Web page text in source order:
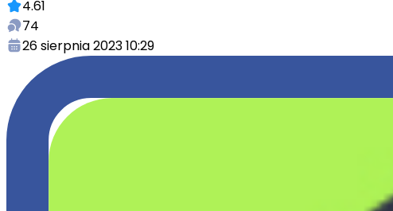
4.61
74
26 sierpnia 2023 10:29